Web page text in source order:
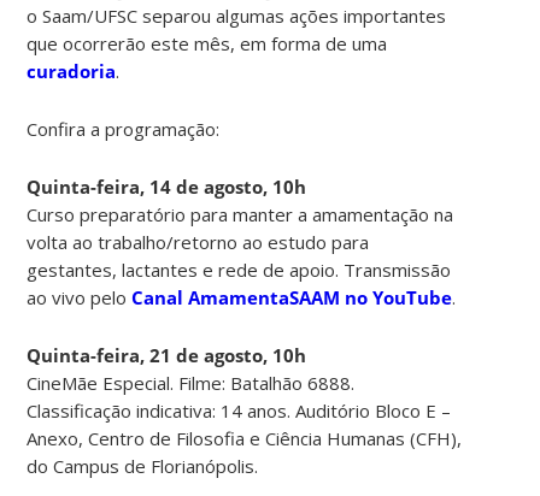
o Saam/UFSC separou algumas ações importantes
que ocorrerão este mês, em forma de uma
curadoria.
Confira a programação:
Quinta-feira, 14 de agosto, 10h
Curso preparatório para manter a amamentação na
volta ao trabalho/retorno ao estudo para
gestantes, lactantes e rede de apoio. Transmissão
ao vivo peloCanal AmamentaSAAM no YouTube.
Quinta-feira, 21 de agosto, 10h
CineMãe Especial. Filme: Batalhão 6888.
Classificação indicativa: 14 anos. Auditório Bloco E –
Anexo, Centro de Filosofia e Ciência Humanas (CFH),
do Campus de Florianópolis.